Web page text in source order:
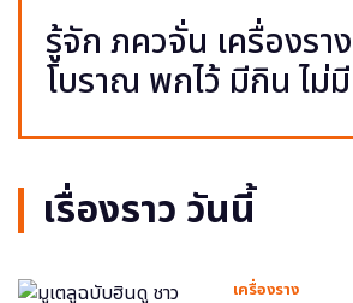
รู้จัก ภควจั่น เครื่องรา
โบราณ พกไว้ มีกิน ไม่
เรื่องราว วันนี้
เครื่องราง